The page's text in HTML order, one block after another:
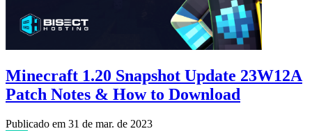
Minecraft 1.20 Snapshot Update 23W12A
Patch Notes & How to Download
Publicado em 31 de mar. de 2023